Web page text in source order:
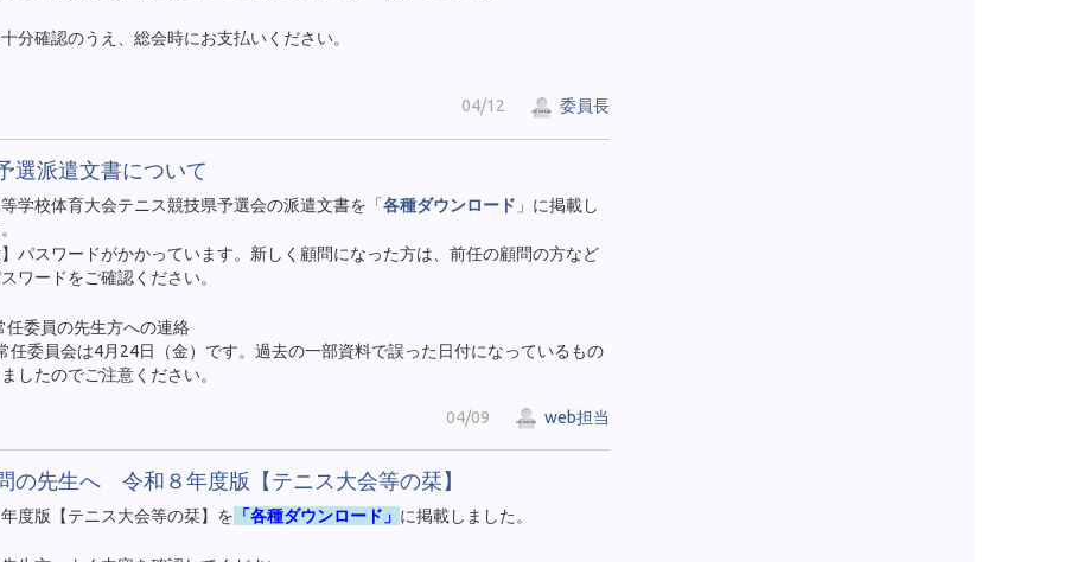
分確認のうえ、総会時にお支払いください。
04/12 委員長
選派遣文書について
学校体育大会テニス競技県予選会の派遣文書を「各種ダウンロード 」に掲載し
】パスワードがかかっています。新しく顧問になった方は、前任の顧問の方など
ワードをご確認ください。
委員の先生方への連絡
任委員会は4月24日（金）です。過去の一部資料で誤った日付になっているもの
したのでご注意ください。
04/09 web担当
の先生へ 令和８年度版【テニス大会等の栞】
度版【テニス大会等の栞】を 「各種ダウンロード」 に掲載しました。